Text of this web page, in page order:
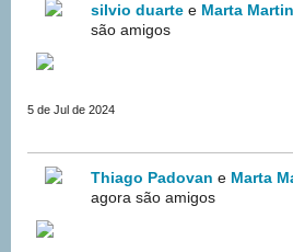
silvio duarte e Marta
são amigos
5 de Jul de 2024
Thiago Padovan e Marta
agora são amigos